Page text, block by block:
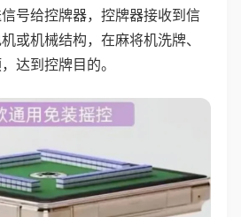
号给控牌器，控牌器接收到信
或机械结构，在麻将机洗牌、
达到控牌目的。